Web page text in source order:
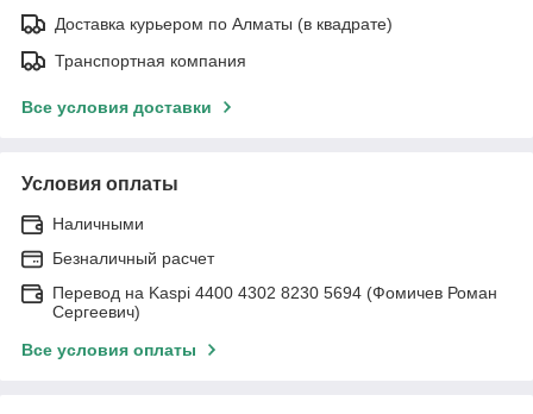
Доставка курьером по Алматы (в квадрате)
Транспортная компания
Все условия доставки
Условия оплаты
Наличными
Безналичный расчет
Перевод на Kaspi 4400 4302 8230 5694 (Фомичев Роман
Сергеевич)
Все условия оплаты